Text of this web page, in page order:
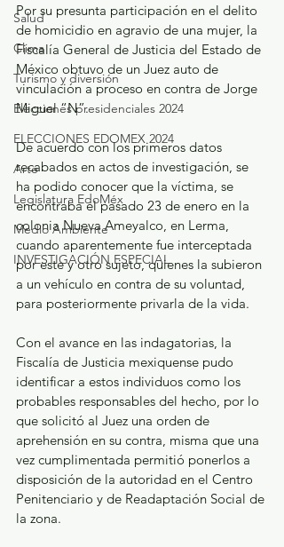
Salud
Clima
Turismo y diversión
Elecciones presidenciales 2024
ELECCIONES EDOMEX 2024
Arte
Legislatura EdoMéx
Medio Ambiente
INVESTIGACIÓN ESPECIAL
Por su presunta participación en el delito
de homicidio en agravio de una mujer, la
Fiscalía General de Justicia del Estado de
México obtuvo de un Juez auto de
vinculación a proceso en contra de Jorge
Miguel “N”.
De acuerdo con los primeros datos
recabados en actos de investigación, se
ha podido conocer que la víctima, se
encontraba el pasado 23 de enero en la
colonia Nueva Ameyalco, en Lerma,
cuando aparentemente fue interceptada
por este y otro sujeto, quienes la subieron
a un vehículo en contra de su voluntad,
para posteriormente privarla de la vida.
Con el avance en las indagatorias, la
Fiscalía de Justicia mexiquense pudo
identificar a estos individuos como los
probables responsables del hecho, por lo
que solicitó al Juez una orden de
aprehensión en su contra, misma que una
vez cumplimentada permitió ponerlos a
disposición de la autoridad en el Centro
Penitenciario y de Readaptación Social de
la zona.